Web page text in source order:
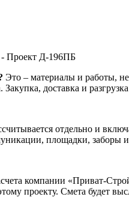
- Проект Д-196ПБ
Это – материалы и работы,
доставка и
отдельно и
площадки, заборы
компании «Приват-
проекту. Смета будет